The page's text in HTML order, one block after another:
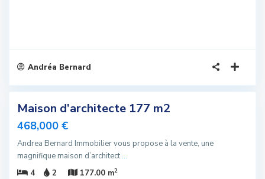
Andréa Bernard
Maison d’architecte 177 m2
468,000 €
Andrea Bernard Immobilier vous propose à la vente, une
magnifique maison d’architect...
4
2 177.00 m2